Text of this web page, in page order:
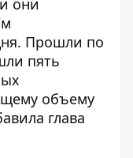
они
Прошли по
пять
объему
глава